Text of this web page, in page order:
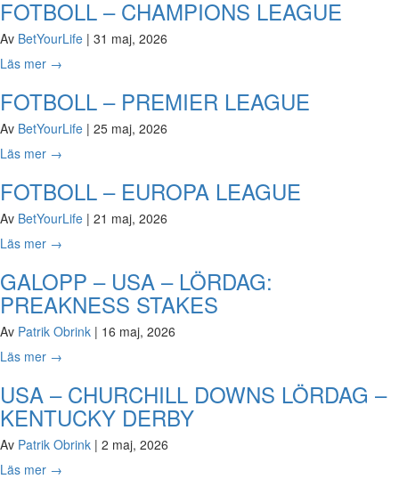
FOTBOLL – CHAMPIONS LEAGUE
Av BetYourLife | 31 maj, 2026
Läs mer →
FOTBOLL – PREMIER LEAGUE
Av BetYourLife | 25 maj, 2026
Läs mer →
FOTBOLL – EUROPA LEAGUE
Av BetYourLife | 21 maj, 2026
Läs mer →
GALOPP – USA – LÖRDAG:
PREAKNESS STAKES
Av Patrik Obrink | 16 maj, 2026
Läs mer →
USA – CHURCHILL DOWNS LÖRDAG –
KENTUCKY DERBY
Av Patrik Obrink | 2 maj, 2026
Läs mer →